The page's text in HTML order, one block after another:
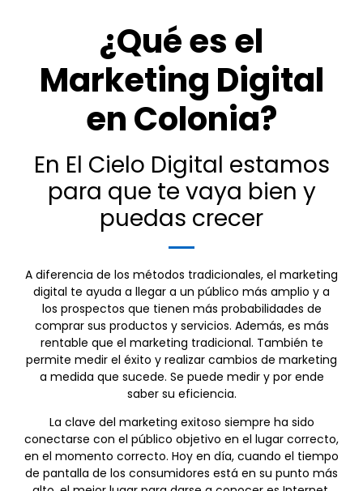
¿Qué es el
Marketing Digital
en Colonia?
En El Cielo Digital estamos
para que te vaya bien y
puedas crecer
A diferencia de los métodos tradicionales, el marketing
digital te ayuda a llegar a un público más amplio y a
los prospectos que tienen más probabilidades de
comprar sus productos y servicios. Además, es más
rentable que el marketing tradicional. También te
permite medir el éxito y realizar cambios de marketing
a medida que sucede. Se puede medir y por ende
saber su eficiencia.
La clave del marketing exitoso siempre ha sido
conectarse con el público objetivo en el lugar correcto,
en el momento correcto. Hoy en día, cuando el tiempo
de pantalla de los consumidores está en su punto más